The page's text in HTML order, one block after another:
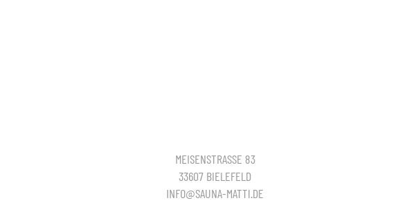
MEISENSTRASSE 83
33607 BIELEFELD
INFO@SAUNA-MATTI.DE